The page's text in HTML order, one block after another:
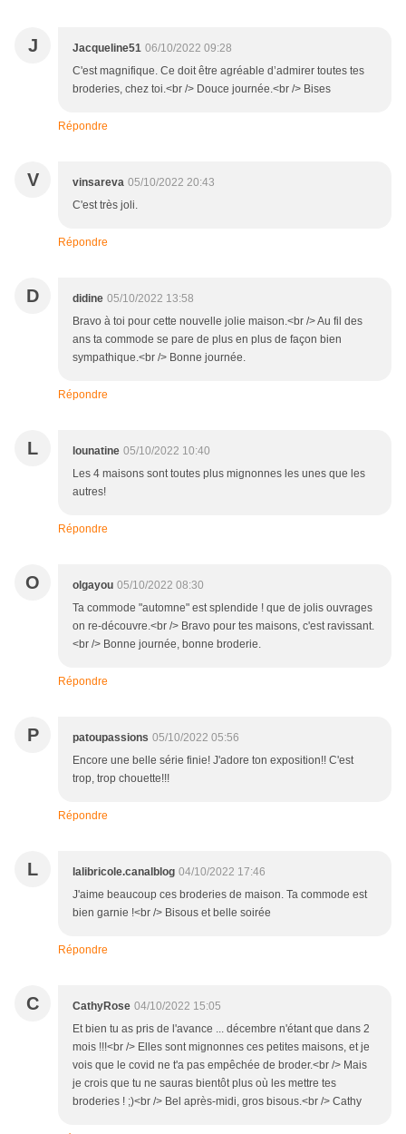
J Jacqueline51 06/10/2022 09:28
C'est magnifique. Ce doit être agréable d’admirer toutes tes
broderies, chez toi.<br /> Douce journée.<br /> Bises
Répondre
V vinsareva 05/10/2022 20:43
C'est très joli.
Répondre
D didine 05/10/2022 13:58
Bravo à toi pour cette nouvelle jolie maison.<br /> Au fil des
ans ta commode se pare de plus en plus de façon bien
sympathique.<br /> Bonne journée.
Répondre
L lounatine 05/10/2022 10:40
Les 4 maisons sont toutes plus mignonnes les unes que les
autres!
Répondre
O olgayou 05/10/2022 08:30
Ta commode "automne" est splendide ! que de jolis ouvrages
on re-découvre.<br /> Bravo pour tes maisons, c'est ravissant.
<br /> Bonne journée, bonne broderie.
Répondre
P patoupassions 05/10/2022 05:56
Encore une belle série finie! J'adore ton exposition!! C'est
trop, trop chouette!!!
Répondre
L lalibricole.canalblog 04/10/2022 17:46
J'aime beaucoup ces broderies de maison. Ta commode est
bien garnie !<br /> Bisous et belle soirée
Répondre
C CathyRose 04/10/2022 15:05
Et bien tu as pris de l'avance ... décembre n'étant que dans 2
mois !!!<br /> Elles sont mignonnes ces petites maisons, et je
vois que le covid ne t'a pas empêchée de broder.<br /> Mais
je crois que tu ne sauras bientôt plus où les mettre tes
broderies ! ;)<br /> Bel après-midi, gros bisous.<br /> Cathy